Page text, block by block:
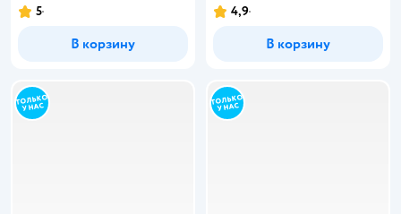
5
В корзину
4,9
В корзину